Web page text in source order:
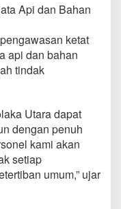
Api dan Bahan
ketat
api dan bahan
tindak
Utara dapat
dengan penuh
kami akan
setiap
umum,” ujar